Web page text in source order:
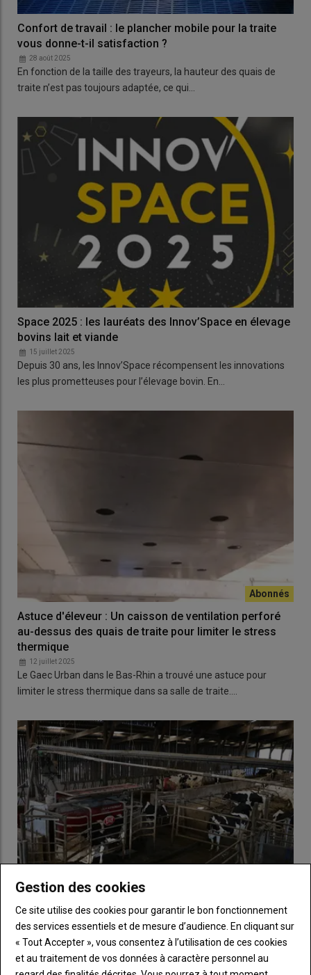
Confort de travail : le plancher mobile pour la traite
vous donne-t-il satisfaction ?
28 août 2025
En fonction de la taille des trayeurs, la hauteur des quais de
traite n’est pas toujours adaptée, ce qui…
Space 2025 : les lauréats des Innov’Space en élevage
bovins lait et viande
15 juillet 2025
Depuis 30 ans, les Innov’Space récompensent les innovations
les plus prometteuses pour l’élevage bovin. En…
Astuce d'éleveur : Un caisson de ventilation perforé
au-dessus des quais de traite pour limiter le stress
thermique
12 juillet 2025
Le Gaec Urban dans le Bas-Rhin a trouvé une astuce pour
limiter le stress thermique dans sa salle de traite.…
Courants parasites électriques en élevage : les
comprendre et s'en prémunir
04 avril 2025
Des courants parasites, issus d'équipements internes à
Gestion des cookies
Ce site utilise des cookies pour garantir le bon fonctionnement
des services essentiels et de mesure d’audience. En cliquant sur
« Tout Accepter », vous consentez à l’utilisation de ces cookies
et au traitement de vos données à caractère personnel au